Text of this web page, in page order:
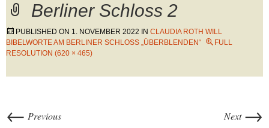
Berliner Schloss 2
PUBLISHED ON 1. NOVEMBER 2022 IN CLAUDIA ROTH WILL
BIBELWORTE AM BERLINER SCHLOSS „ÜBERBLENDEN“
FULL
RESOLUTION (620 × 465)
← Previous Next →